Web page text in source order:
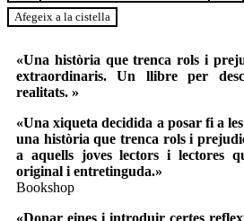
Aitana
i
feres
Afegeix a la cistella
«Una història que trenca rols i
extraordinaris. Un llibre per
realitats. »
«Una xiqueta decidida a posar fi a
una història que trenca rols i
a aquells joves lectors i lectores
original i entretinguda.»
Bookshop
«Donar eines i introduir certes